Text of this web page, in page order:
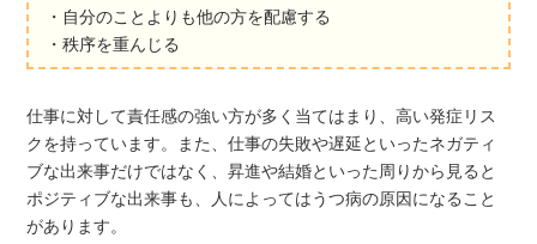
・自分のことよりも他の方を配慮する
・秩序を重んじる
仕事に対して責任感の強い方が多く当てはまり、高い発症リス
クを持っています。また、仕事の失敗や遅延といったネガティ
ブな出来事だけではなく、昇進や結婚といった周りから見ると
ポジティブな出来事も、人によってはうつ病の原因になること
があります。